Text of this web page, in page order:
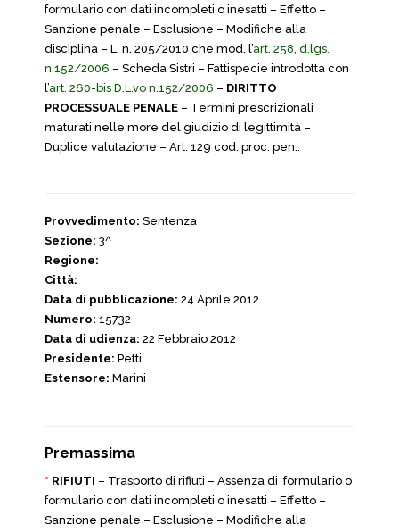
formulario con dati incompleti o inesatti – Effetto –
Sanzione penale – Esclusione – Modifiche alla
disciplina – L. n. 205/2010 che mod. l’art. 258, d.lgs.
n.152/2006 – Scheda Sistri – Fattispecie introdotta con
l’art. 260-bis D.L.vo n.152/2006 – DIRITTO
PROCESSUALE PENALE – Termini prescrizionali
maturati nelle more del giudizio di legittimità –
Duplice valutazione – Art. 129 cod. proc. pen..
Provvedimento: Sentenza
Sezione: 3^
Regione:
Città:
Data di pubblicazione: 24 Aprile 2012
Numero: 15732
Data di udienza: 22 Febbraio 2012
Presidente: Petti
Estensore: Marini
Premassima
* RIFIUTI – Trasporto di rifiuti – Assenza di formulario o
formulario con dati incompleti o inesatti – Effetto –
Sanzione penale – Esclusione – Modifiche alla